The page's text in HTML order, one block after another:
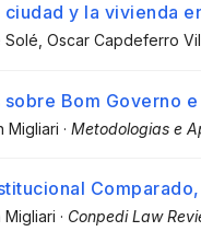
ciudad y la vivienda
Solé , Oscar Capdeferro
Bom Governo
Migliari · Metodologias e
Migliari · Conpedi Law